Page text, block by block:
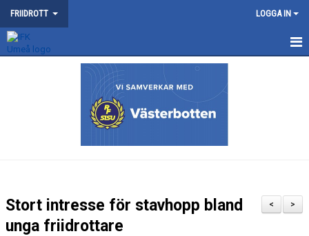
FRIIDROTT LOGGA IN
TÄVLING
>
<
Stort intresse för stavhopp bland
unga friidrottare